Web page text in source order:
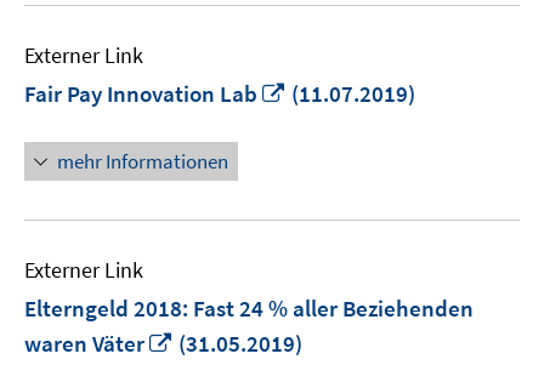
Externer Link
Fair Pay Innovation Lab
In
(11.07.2019)
mehr Informationen
Externer Link
Elterngeld 2018: Fast 24 % aller Beziehenden
waren Väter
In
(31.05.2019)